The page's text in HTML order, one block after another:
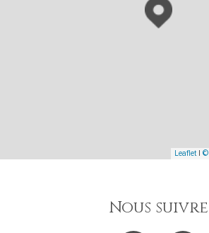
Leaflet| ©
Nous suivre